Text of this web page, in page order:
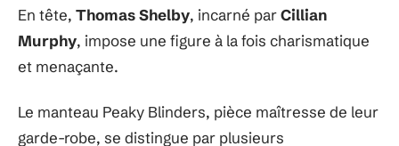
En tête, Thomas Shelby, incarné parCillian
Murphy, impose une figure à la fois charismatique
et menaçante.
Le manteau Peaky Blinders, pièce maîtresse de leur
garde-robe, se distingue par plusieurs